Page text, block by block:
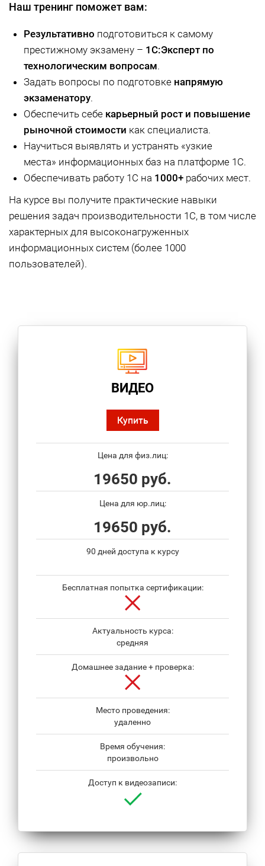
Наш тренинг поможет вам:
Результативно подготовиться к самому
престижному экзамену – 1С:Эксперт по
технологическим вопросам.
Задать вопросы по подготовке напрямую
экзаменатору.
Обеспечить себе карьерный рост и повышение
рыночной стоимости как специалиста.
Научиться выявлять и устранять «узкие
места» информационных баз на платформе 1С.
Обеспечивать работу 1С на 1000+ рабочих мест.
На курсе вы получите практические навыки
решения задач производительности 1С, в том числе
характерных для высоконагруженных
информационных систем (более 1000
пользователей).
ВИДЕО
Купить
Цена для физ.лиц:
19650 руб.
Цена для юр.лиц:
19650 руб.
90 дней доступа к курсу
Бесплатная попытка сертификации:
Актуальность курса:
средняя
Домашнее задание + проверка:
Место проведения:
удаленно
Время обучения:
произвольно
Доступ к видеозаписи: